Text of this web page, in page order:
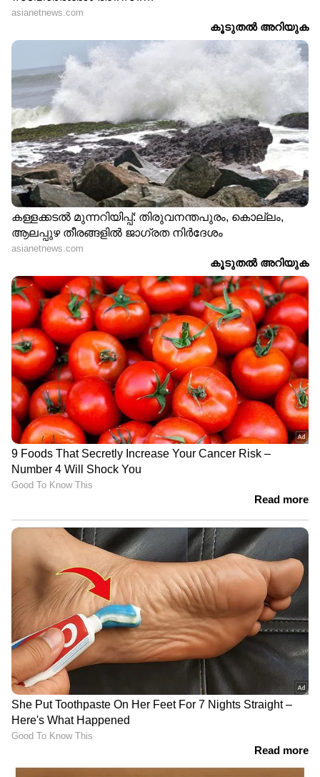
Newsഅറിയാൻ എപ്പോഴും ഏഷ്യാനെറ്റ്
Malayalam News
തത്സമയ അപ്‌ഡേറ്റുകളും ആഴത്തിലുള്ള
വിശകലനവും സമഗ്രമായ റിപ്പോർട്ടിംഗും —
എല്ലാം ഒരൊറ്റ സ്ഥലത്ത്. ഏത് സമയത്തും,
എവിടെയും വിശ്വസനീയമായ വാർത്തകൾ
ലഭിക്കാൻAsianet News Malayalam
ABOUT THE AUTHOR
WDWeb Desk
Follow Us
DOWNLOAD APP
RECOMMENDED STORIES
ആളില്ലാത്ത തോണി ഒഴുകി
നടക്കുന്നത് കണ്ടു,
തുടര്‍ന്ന് തെരച്ചിലില്‍
അതിഥി, കായലും കടലും
പോലെ ശാന്തനായ